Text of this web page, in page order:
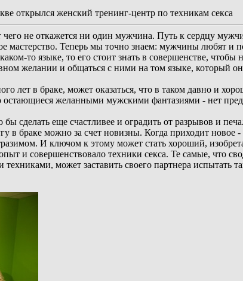
открылся женский тренинг-центр по техникам секса
не откажется ни один мужчина. Путь к сердцу
мастерство. Теперь мы точно знаем: мужчины любят и
то языке, то его стоит знать в совершенстве, чтобы
желании и общаться с ними на том языке, который
в браке, может оказаться, что в таком давно и
желанными мужскими фантазиями - нет
еще счастливее и оградить от разрывов и
в браке можно за счет новизны. Когда приходит
И ключом к этому может стать хороший,
и совершенствовало техники секса. Те самые, что
может заставить своего партнера испытать